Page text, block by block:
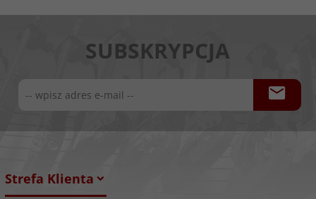
SUBSKRYPCJA
Strefa Klienta